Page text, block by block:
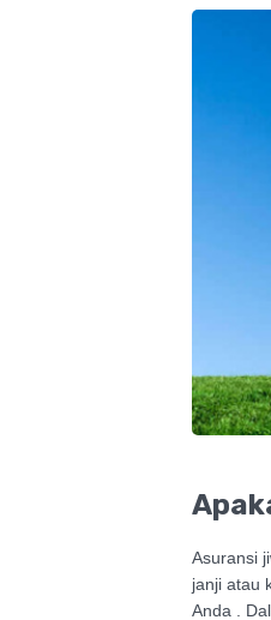
Asuransi
janji atau
Anda .